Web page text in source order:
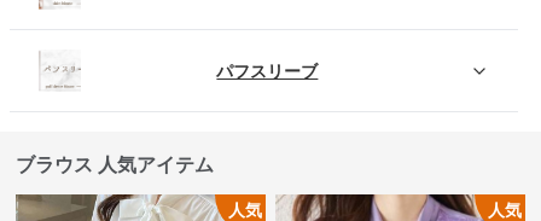
パフスリーブ
ブラウス 人気アイテム
人気 人気